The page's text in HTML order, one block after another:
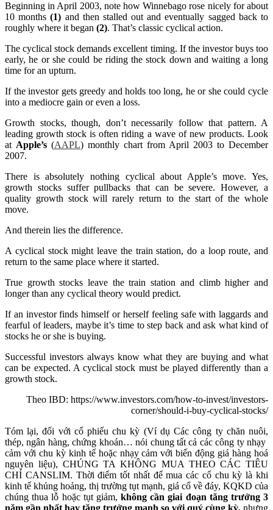
Beginning in April 2003, note how Winnebago rose nicely for about
10 months(1) and then stalled out and eventually sagged back to
roughly where it began (2). That’s classic cyclical action.
The cyclical stock demands excellent timing. If the investor buys too
early, he or she could be riding the stock down and waiting a long
time for an upturn.
If the investor gets greedy and holds too long, he or she could cycle
into a mediocre gain or even a loss.
Growth stocks, though, don’t necessarily follow that pattern. A
leading growth stock is often riding a wave of new products. Look
at Apple’s (AAPL) monthly chart from April 2003 to December
2007.
There is absolutely nothing cyclical about Apple’s move. Yes,
growth stocks suffer pullbacks that can be severe. However, a
quality growth stock will rarely return to the start of the whole
move.
And therein lies the difference.
A cyclical stock might leave the train station, do a loop route, and
return to the same place where it started.
True growth stocks leave the train station and climb higher and
longer than any cyclical theory would predict.
If an investor finds himself or herself feeling safe with laggards and
fearful of leaders, maybe it’s time to step back and ask what kind of
stocks he or she is buying.
Successful investors always know what they are buying and what
can be expected. A cyclical stock must be played differently than a
growth stock.
Theo IBD: https://www.investors.com/how-to-invest/investors-
corner/should-i-buy-cyclical-stocks/
Tóm lại, đối với cổ phiếu chu kỳ (Ví dụ Các công ty chăn nuôi,
thép, ngân hàng, chứng khoán… nói chung tất cả các công ty nhạy
cảm với chu kỳ kinh tế hoặc nhạy cảm với biến động giá hàng hoá
nguyên liệu), CHÚNG TA KHÔNG MUA THEO CÁC TIÊU
CHÍ CANSLIM. Thời điểm tốt nhất để mua các cổ chu kỳ là khi
kinh tế khủng hoảng, thị trường tụt mạnh, giá cổ về đáy, KQKD của
chúng thua lỗ hoặc tụt giảm, không cần giai đoạn tăng trưởng 3
năm gần nhất hay tăng trưởng mạnh so với quý cùng kỳ, nhưng